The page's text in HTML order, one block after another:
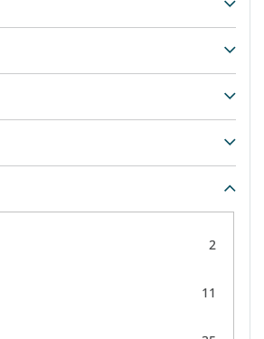
2
11